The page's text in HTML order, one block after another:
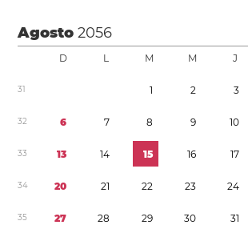
Agosto2056
D L M M J
31 1 2 3
32 6 7 8 9 10
33 13 14 15 16 17
34 20 21 22 23 24
35 27 28 29 30 31